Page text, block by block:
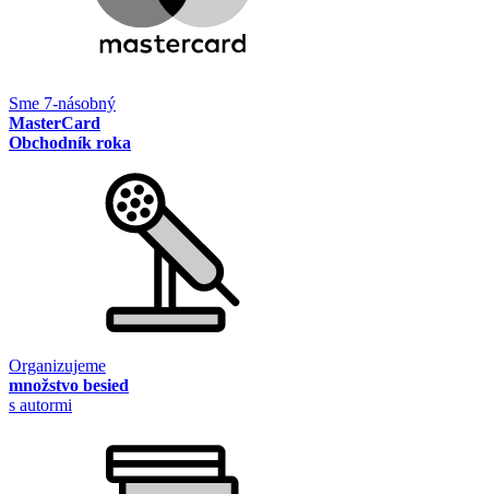
Sme 7-násobný
MasterCard
Obchodník roka
Organizujeme
množstvo besied
s autormi